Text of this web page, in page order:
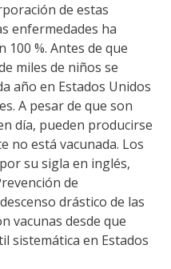
de estas
enfermedades ha
%. Antes de que
miles de niños se
año en Estados Unidos
A pesar de que son
día, pueden producirse
no está vacunada. Los
su sigla en inglés,
de
drástico de las
vacunas desde que
sistemática en Estados